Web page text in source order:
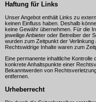
Haftung für Links
Unser Angebot enthält Links zu
keinen Einfluss haben. Deshalb
keine Gewähr übernehmen. Für die
jeweilige Anbieter oder Betreiber der
wurden zum Zeitpunkt der
Rechtswidrige Inhalte waren zum
Eine permanente inhaltliche
konkrete Anhaltspunkte einer
Bekanntwerden von
entfernen.
Urheberrecht